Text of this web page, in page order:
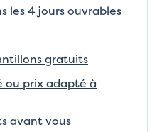
les 4 jours ouvrables
gratuits
ou prix adapté à
avant vous